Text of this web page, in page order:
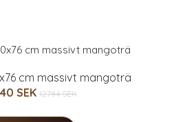
cm massivt mangoträ
SEK 12784 SEK